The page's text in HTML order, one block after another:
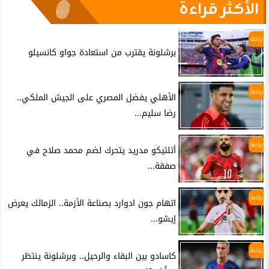
الأكثر قراءة
رياضة
برشلونة يقترب من استعادة جواو كانسيلو
رياضة
الأهلي يفضل المصري على الجيش الملكي..
رضا سليم...
رياضة
أتلتيكو مدريد يتحرك لضم محمد صلاح في
صفقة...
رياضة
اتهام جون ادوارد بصناعة الأزمة.. الزمالك يعرض
إيشو...
رياضة
كاسادو بين البقاء والرحيل.. وبرشلونة ينتظر